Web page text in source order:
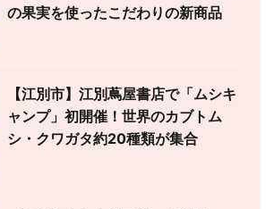
の果実を使ったこだわりの新商品
【江別市】江別蔦屋書店で「ムシキ
ャンプ」初開催！世界のカブトム
シ・クワガタ約20種類が集合